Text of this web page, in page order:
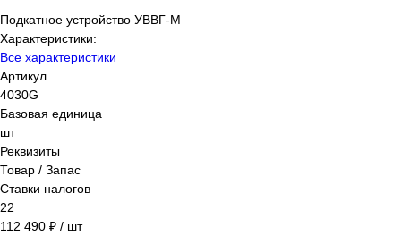
Подкатное устройство УВВГ-М
Характеристики:
Все характеристики
Артикул
4030G
Базовая единица
шт
Реквизиты
Товар / Запас
Ставки налогов
22
112 490 ₽ / шт